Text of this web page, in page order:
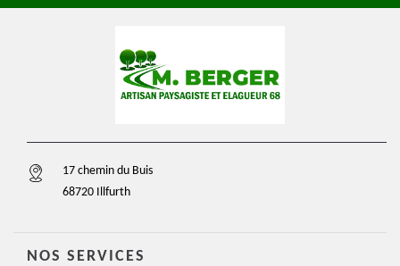
17 chemin du Buis
68720 Illfurth
NOS SERVICES